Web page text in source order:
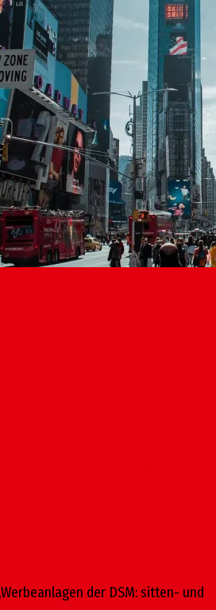
der DSM: sitten- und